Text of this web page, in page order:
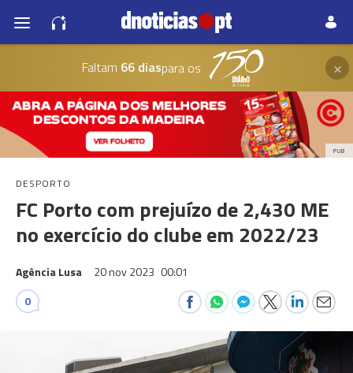
Faltam 66 diaspara os ×
PUB
DESPORTO
FC Porto com prejuízo de 2,430 ME
no exercício do clube em 2022/23
Agência Lusa 20 nov 2023 00:01
0